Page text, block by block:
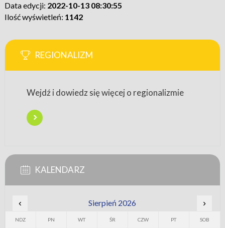
Data edycji: 2022-10-13 08:30:55
Ilość wyświetleń: 1142
REGIONALIZM
Wejdź i dowiedz się więcej o regionalizmie
KALENDARZ
‹ Sierpień 2026 ›
NDZ PN WT ŚR CZW PT SOB